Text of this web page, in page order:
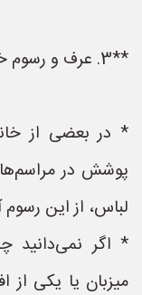
**3. عرف و رسوم خانوادگی و محلی:**
* در بعضی از
پوشش در مراسم‌ها
لباس، از این رسوم
* اگر نمی‌دانید
میزبان یا یکی از